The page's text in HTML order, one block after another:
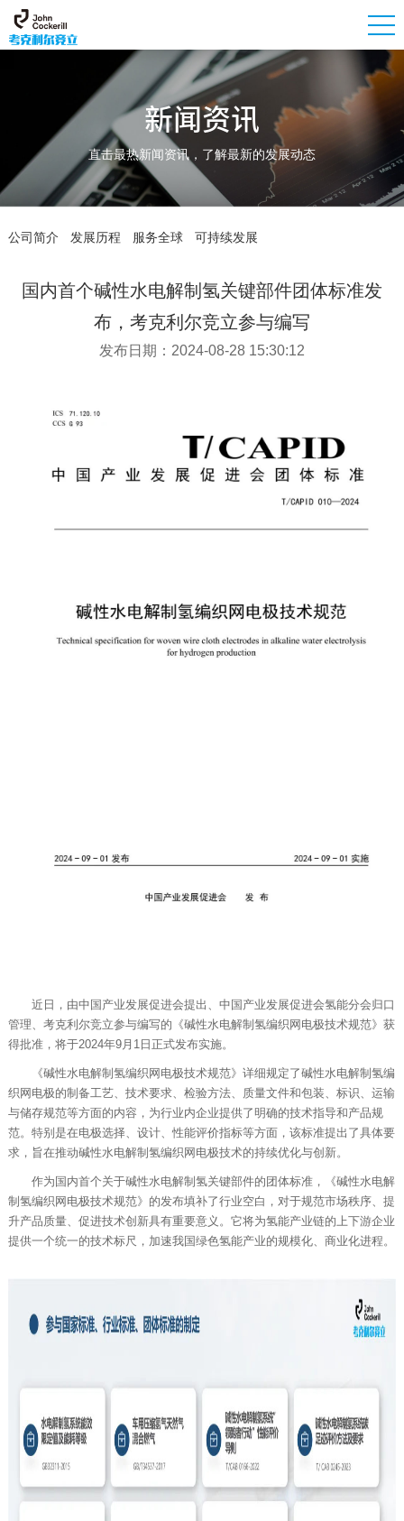
新闻资讯
直击最热新闻资讯，了解最新的发展动态
公司简介 发展历程 服务全球 可持续发展
国内首个碱性水电解制氢关键部件团体标准发
布，考克利尔竞立参与编写
发布日期：2024-08-28 15:30:12
近日，由中国产业发展促进会提出、中国产业发展促进会氢能分会归口
管理、考克利尔竞立参与编写的《碱性水电解制氢编织网电极技术规范》获
得批准，将于2024年9月1日正式发布实施。
《碱性水电解制氢编织网电极技术规范》详细规定了碱性水电解制氢编
织网电极的制备工艺、技术要求、检验方法、质量文件和包装、标识、运输
与储存规范等方面的内容，为行业内企业提供了明确的技术指导和产品规
范。特别是在电极选择、设计、性能评价指标等方面，该标准提出了具体要
求，旨在推动碱性水电解制氢编织网电极技术的持续优化与创新。
作为国内首个关于碱性水电解制氢关键部件的团体标准，《碱性水电解
制氢编织网电极技术规范》的发布填补了行业空白，对于规范市场秩序、提
升产品质量、促进技术创新具有重要意义。它将为氢能产业链的上下游企业
提供一个统一的技术标尺，加速我国绿色氢能产业的规模化、商业化进程。